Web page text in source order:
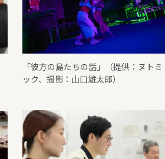
「彼方の島たちの話」（提供：ヌトミ
ック、撮影：山口雄太郎）